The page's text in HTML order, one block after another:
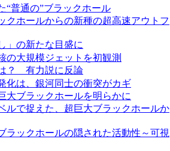
“普通の”ブラックホール
クホールからの新種の超高速アウトフ
」の新たな目盛に
大規模ジェットを初観測
？ 有力説に反論
化は、銀河同士の衝突がカギ
大ブラックホールを明らかに
ルで捉えた、超巨大ブラックホールか
ラックホールの隠された活動性～可視